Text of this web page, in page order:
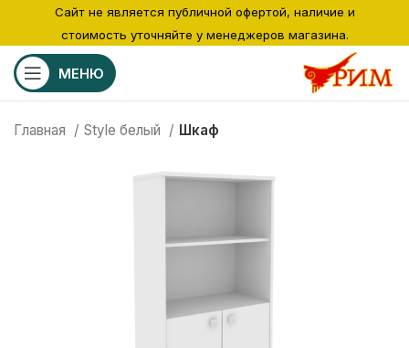
МЕНЮ
Главная Style белый Шкаф
Сайт не является публичной офертой, наличие и
стоимость уточняйте у менеджеров магазина.